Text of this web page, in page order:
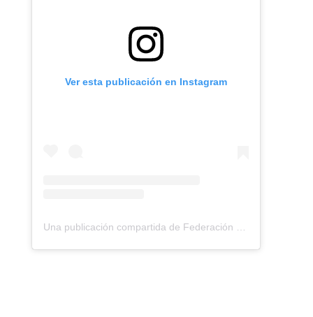
Ver esta publicación en Instagram
Una publicación compartida de Federación Montañismo Tenerife (@federacion_montanismo_tenerife)